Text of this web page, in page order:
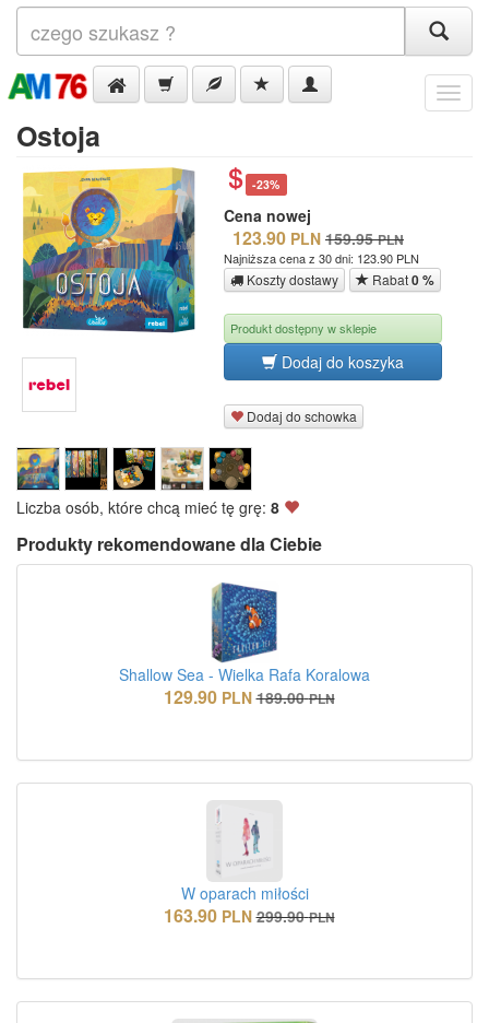
Menu
Ostoja
-23%
Cena nowej
123.90 PLN 159.95 PLN
Najniższa cena z 30 dni: 123.90 PLN
Koszty dostawy Rabat0 %
Produkt dostępny w sklepie
Dodaj do koszyka
Dodaj do schowka
Liczba osób, które chcą mieć tę grę: 8
Produkty rekomendowane dla Ciebie
Shallow Sea - Wielka Rafa Koralowa
129.90 PLN 189.00 PLN
W oparach miłości
163.90 PLN 299.90 PLN